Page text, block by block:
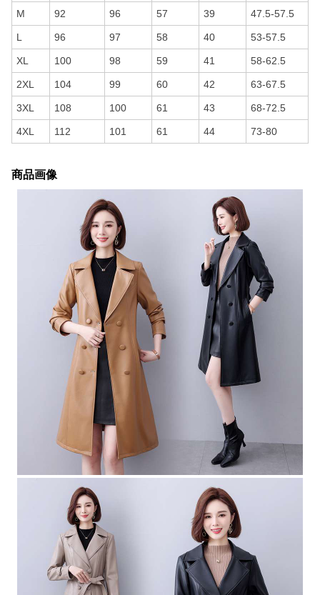
M 92 96 57 39 47.5-57.5
L 96 97 58 40 53-57.5
XL 100 98 59 41 58-62.5
2XL 104 99 60 42 63-67.5
3XL 108 100 61 43 68-72.5
4XL 112 101 61 44 73-80
商品画像